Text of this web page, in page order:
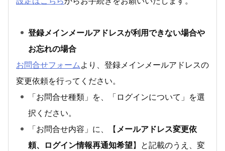
登録メインメールアドレスが利用できない場合や
お忘れの場合
お問合せフォームより、登録メインメールアドレスの
変更依頼を行ってください。
「お問合せ種類」を、「ログインについて」を選
択ください。
「お問合せ内容」に、【メールアドレス変更依
頼、ログイン情報再通知希望】と記載のうえ、変